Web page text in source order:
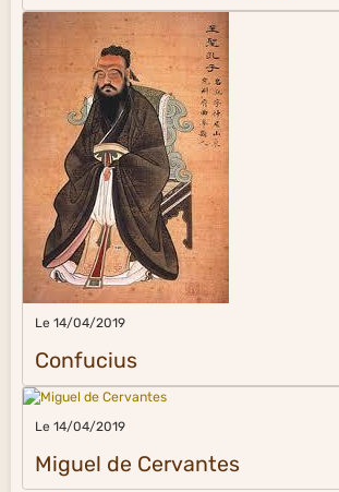
Le 14/04/2019
Confucius
Le 14/04/2019
Miguel de Cervantes